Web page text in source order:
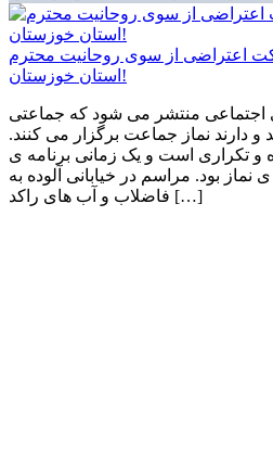
اعتراضی از سوی روحانیت محترم
استان خوزستان!
اجتماعی منتشر می شود که جماعتی
و دارند نماز جماعت برگزار می کنند.
و تکراری است و یک زمانی برنامه ی
نماز بود. مراسم در خیابانی آلوده به
فاضلاب و آب های راکد […]